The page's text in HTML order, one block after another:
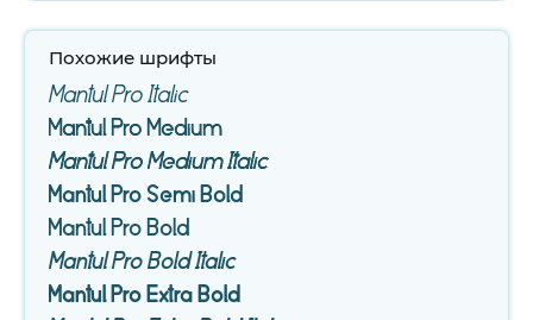
Похожие шрифты
Mantul Pro Italic
Mantul Pro Medium
Mantul Pro Medium Italic
Mantul Pro Semi Bold
Mantul Pro Bold
Mantul Pro Bold Italic
Mantul Pro Extra Bold